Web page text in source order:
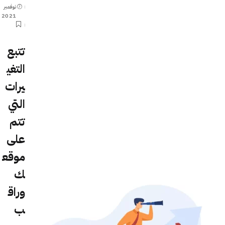
نوفمبر
2021
تتبع
التغي
يرات
التي
تتم
على
موقع
ك
وراق
ب